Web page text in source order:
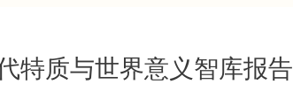
特质与世界意义智库报